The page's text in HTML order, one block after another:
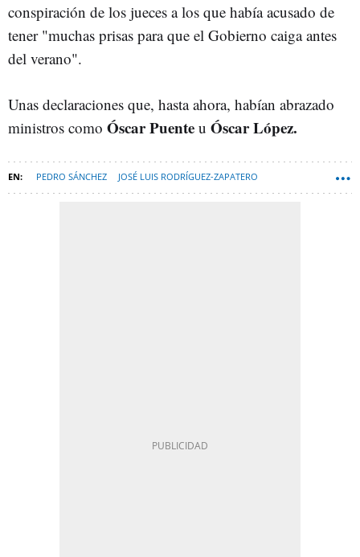
conspiración de los jueces a los que había acusado de
tener "muchas prisas para que el Gobierno caiga antes
del verano".
Unas declaraciones que, hasta ahora, habían abrazado
ministros como Óscar Puente u Óscar López.
PEDRO SÁNCHEZ JOSÉ LUIS RODRÍGUEZ-ZAPATERO